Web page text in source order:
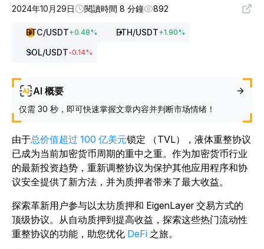
2024年10月29日
閱讀時間 8 分鐘 892
BTC/USDT+0.48% ETH/USDT+1.90%
SOL/USDT-0.14%
AI 概要
仅需 30 秒，即可快速掌握文章内容并判断市场情绪！
由于总价值超过 100 亿美元锁定 （TVL），液体重整协议
已成为当前加密货币周期的重中之重。作为加密货币行业
的最新投资趋势，重新调整协议为保护其他应用程序和协
议安全提供了新方法，并为质押者带来了最大收益。
探索革新用户参与以太坊质押和 EigenLayer 交易方式的
顶级协议。从自动质押到提高收益，探索这些热门流动性
重整协议的功能，助您优化 DeFi 之旅。